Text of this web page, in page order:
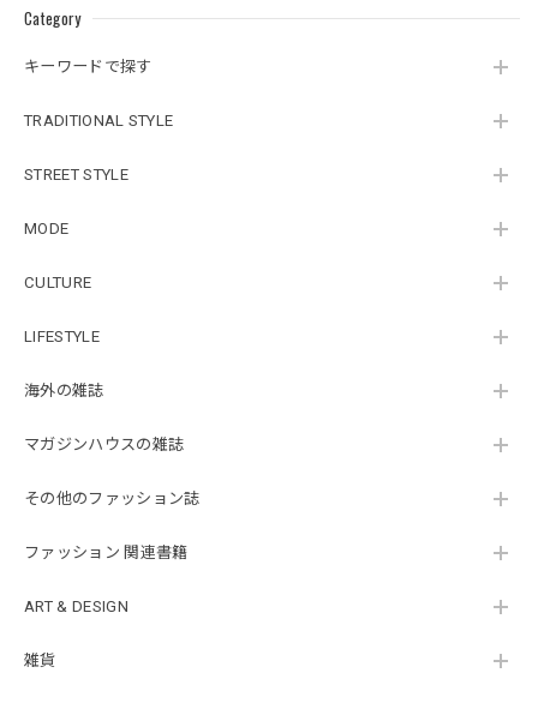
Category
キーワードで探す
TRADITIONAL STYLE
STREET STYLE
MODE
CULTURE
LIFESTYLE
海外の雑誌
マガジンハウスの雑誌
その他のファッション誌
ファッション 関連書籍
ART & DESIGN
雑貨